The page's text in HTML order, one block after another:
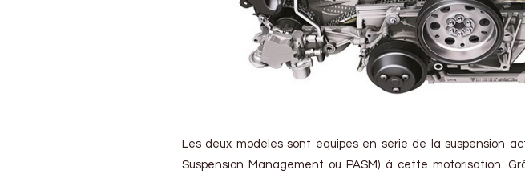
Les deux modèles sont équipés en série de la suspension
Suspension Management ou PASM) à cette motorisation.